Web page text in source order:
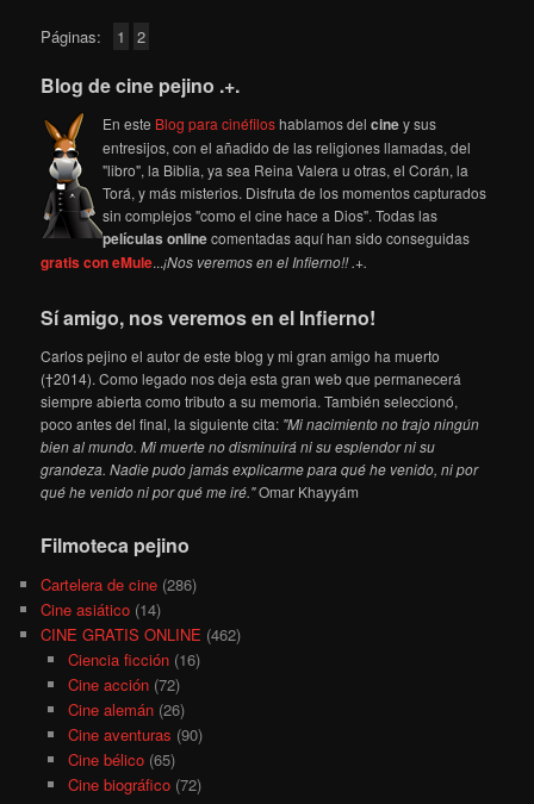
Páginas: 1 2
Blog de cine pejino .+.
En este Blog para cinéfiloshablamos delciney sus
entresijos, con el añadido de las religiones llamadas, del
"libro", la Biblia, ya sea Reina Valera u otras, el Corán, la
Torá, y más misterios. Disfruta de los momentos capturados
sin complejos "como el cine hace a Dios". Todas las
películas onlinecomentadas aquí han sido conseguidas
gratis con eMule...¡Nos veremos en el Infierno!! .+.
Sí amigo, nos veremos en el Infierno!
Carlos pejino el autor de este blog y mi gran amigo ha muerto
(†2014). Como legado nos deja esta gran web que permanecerá
siempre abierta como tributo a su memoria. También seleccionó,
poco antes del final, la siguiente cita: "Mi nacimiento no trajo ningún
bien al mundo. Mi muerte no disminuirá ni su esplendor ni su
grandeza. Nadie pudo jamás explicarme para qué he venido, ni por
qué he venido ni por qué me iré."Omar Khayyám
Filmoteca pejino
Cartelera de cine (286)
Cine asiático (14)
CINE GRATIS ONLINE (462)
Ciencia ficción(16)
Cine acción(72)
Cine alemán(26)
Cine aventuras (90)
Cine bélico(65)
Cine biográfico(72)